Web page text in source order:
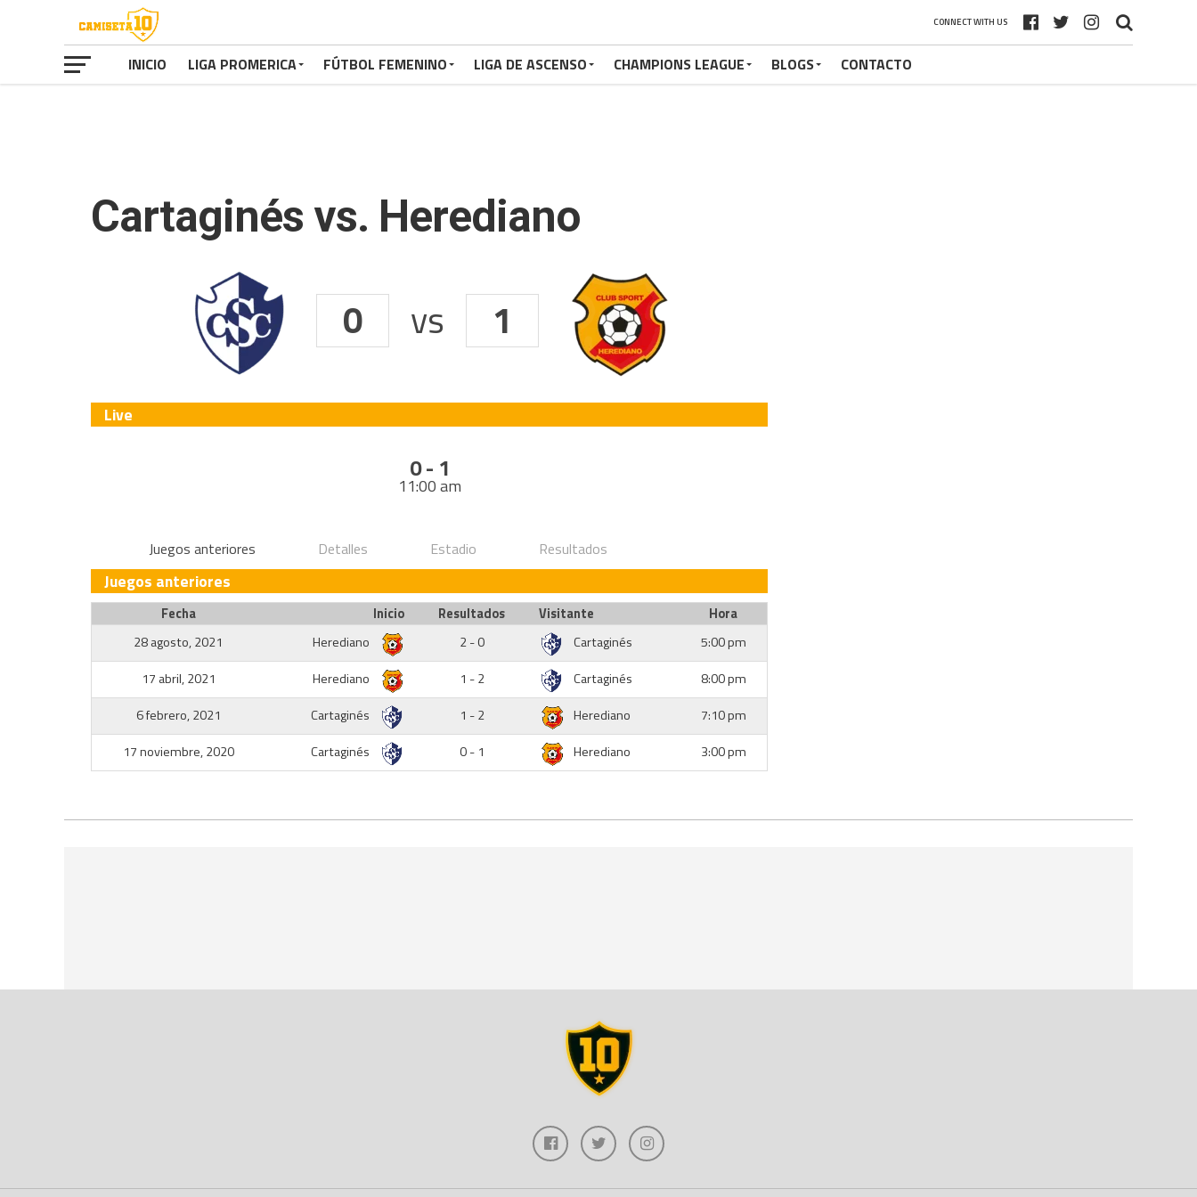
CONNECT WITH US
INICIO LIGA PROMERICA FÚTBOL FEMENINO LIGA DE ASCENSO CHAMPIONS LEAGUE BLOGS CONTACTO
Cartaginés vs. Herediano
0 vs 1
Live
0 - 1
11:00 am
Juegos anteriores Detalles Estadio Resultados
Juegos anteriores
Fecha Inicio Resultados Visitante
Hora
28 agosto, 2021
Herediano 2 - 0 Cartaginés
5:00 pm
17 abril, 2021
Herediano 1 - 2 Cartaginés
8:00 pm
6 febrero, 2021
Cartaginés 1 - 2 Herediano
7:10 pm
17 noviembre, 2020
Cartaginés 0 - 1 Herediano 3:00 pm